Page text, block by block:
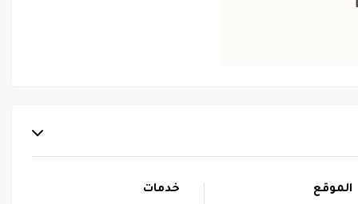
الموقع خدمات